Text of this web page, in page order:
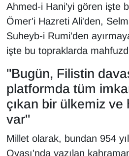
Ahmed-i Hani'yi gören işte
Ömer'i Hazreti Ali'den,
Suheyb-i Rumi'den
işte bu topraklarda
"Bugün, Filistin
platformda tüm
çıkan bir ülkemiz
var"
Millet olarak, bundan 954
Ovası'nda yazılan